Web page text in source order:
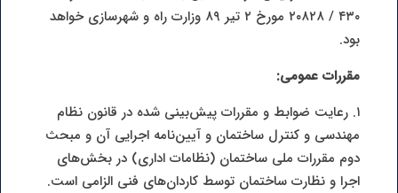
۴۳۰ / ۲۰۸۲۸ مورخ ۲ تیر ۸۹ وزارت راه و شهرسازی خواهد
بود.
مقررات عمومی:
۱. رعایت ضوابط و مقررات پیش‌بینی شده در قانون نظام
مهندسی و کنترل ساختمان و آیین‌نامه اجرایی آن و مبحث
دوم مقررات ملی ساختمان (نظامات اداری) در بخش‌های
اجرا و نظارت ساختمان توسط کاردان‌های فنی الزامی است.